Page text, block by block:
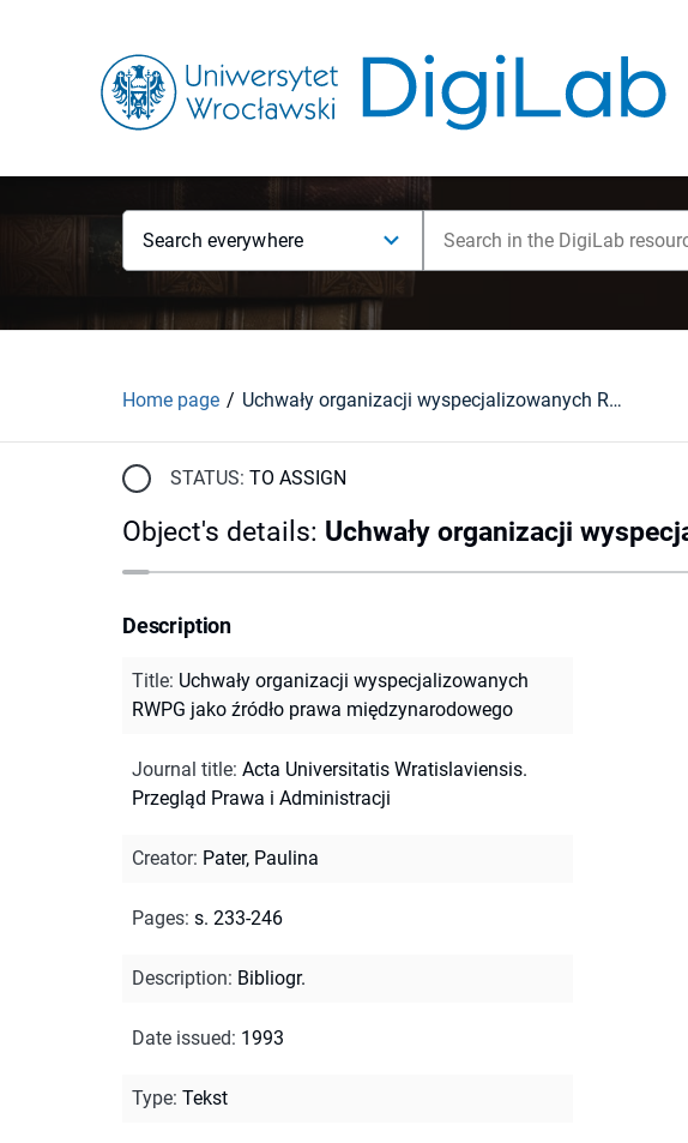
Search everywhere
Home page Uchwały organizacji wyspecjalizowanych RWPG jako źródło prawa międzynarodowego
STATUS: TO ASSIGN
Object's details: Uchwały organizacji
Description
Title: Uchwały organizacji wyspecjalizowanych
RWPG jako źródło prawa międzynarodowego
Journal title: Acta Universitatis Wratislaviensis.
Przegląd Prawa i Administracji
Creator: Pater, Paulina
Pages: s. 233-246
Description: Bibliogr.
Date issued: 1993
Type: Tekst